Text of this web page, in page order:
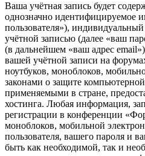
Ваша учётная запись будет
однозначно идентифицируемое
пользователя»),
учётной записью (далее «ваш
(в дальнейшем «ваш адрес
вашей учётной записи на
ноутбуков, моноблоков,
законами о защите
применяемыми в стране,
хостинга. Любая информация,
регистрации в конференции
моноблоков, мобильной
пользователя, вашего пароля и
быть как необходимой, так и